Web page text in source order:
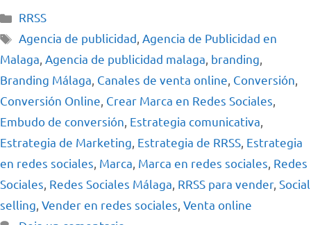
RRSS
Agencia de publicidad,Agencia de Publicidad en
Malaga, Agencia de publicidad malaga, branding,
Branding Málaga, Canales de venta online, Conversión,
Conversión Online, Crear Marca en Redes Sociales,
Embudo de conversión, Estrategia comunicativa,
Estrategia de Marketing, Estrategia de RRSS, Estrategia
en redes sociales, Marca, Marca en redes sociales, Redes
Sociales, Redes Sociales Málaga, RRSS para vender, Social
selling, Vender en redes sociales, Venta online